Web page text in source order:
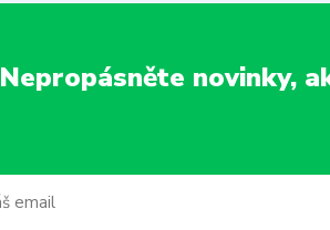
Nepropásněte novinky,